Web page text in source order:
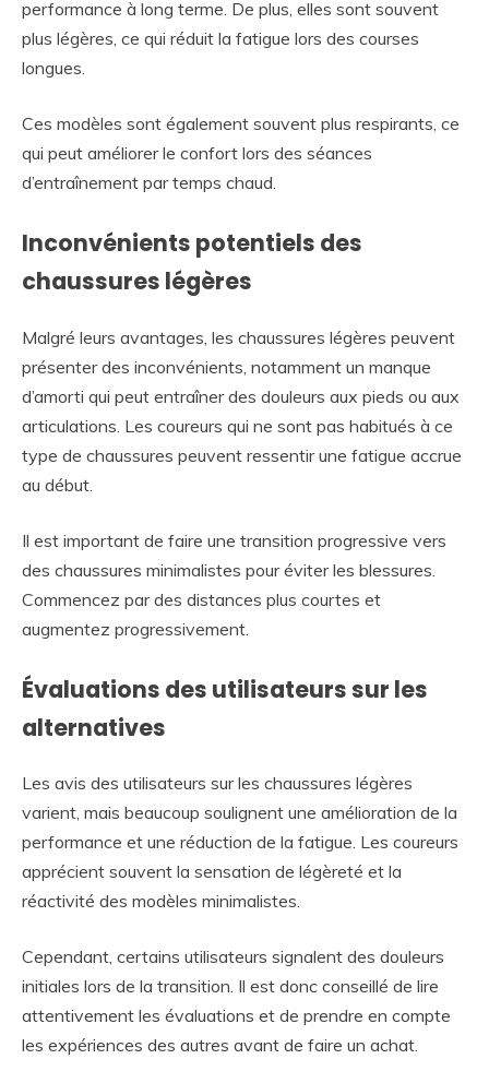
performance à long terme. De plus, elles sont souvent
plus légères, ce qui réduit la fatigue lors des courses
longues.
Ces modèles sont également souvent plus respirants, ce
qui peut améliorer le confort lors des séances
d’entraînement par temps chaud.
Inconvénients potentiels des
chaussures légères
Malgré leurs avantages, les chaussures légères peuvent
présenter des inconvénients, notamment un manque
d’amorti qui peut entraîner des douleurs aux pieds ou aux
articulations. Les coureurs qui ne sont pas habitués à ce
type de chaussures peuvent ressentir une fatigue accrue
au début.
Il est important de faire une transition progressive vers
des chaussures minimalistes pour éviter les blessures.
Commencez par des distances plus courtes et
augmentez progressivement.
Évaluations des utilisateurs sur les
alternatives
Les avis des utilisateurs sur les chaussures légères
varient, mais beaucoup soulignent une amélioration de la
performance et une réduction de la fatigue. Les coureurs
apprécient souvent la sensation de légèreté et la
réactivité des modèles minimalistes.
Cependant, certains utilisateurs signalent des douleurs
initiales lors de la transition. Il est donc conseillé de lire
attentivement les évaluations et de prendre en compte
les expériences des autres avant de faire un achat.